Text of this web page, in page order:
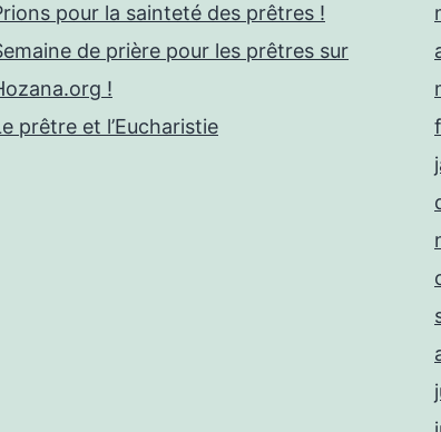
pour la sainteté des prêtres !
de prière pour les prêtres sur
!
prêtre et l’Eucharistie